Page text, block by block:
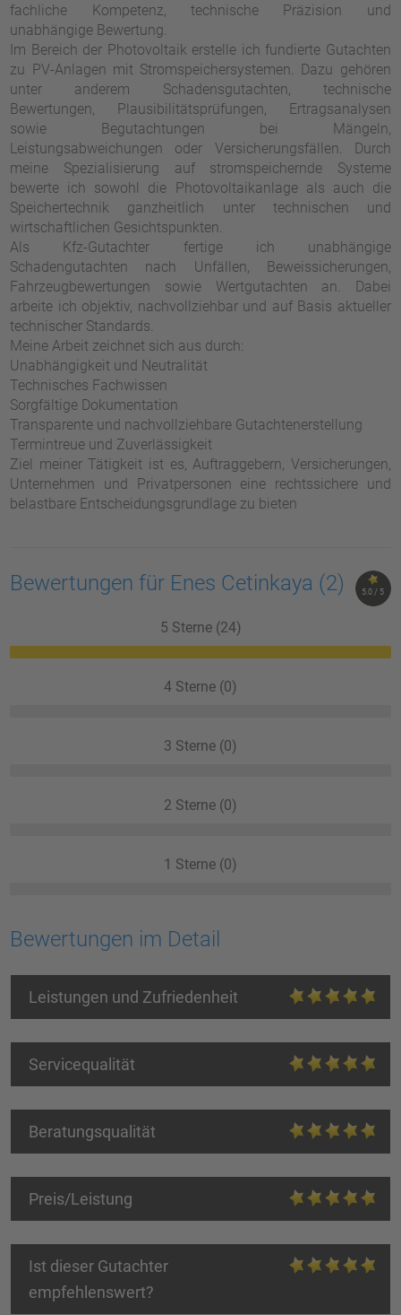
fachliche Kompetenz, technische Präzision und
unabhängige Bewertung.
Im Bereich der Photovoltaik erstelle ich fundierte Gutachten
zu PV-Anlagen mit Stromspeichersystemen. Dazu gehören
unter anderem Schadensgutachten, technische
Bewertungen, Plausibilitätsprüfungen, Ertragsanalysen
sowie Begutachtungen bei Mängeln,
Leistungsabweichungen oder Versicherungsfällen. Durch
meine Spezialisierung auf stromspeichernde Systeme
bewerte ich sowohl die Photovoltaikanlage als auch die
Speichertechnik ganzheitlich unter technischen und
wirtschaftlichen Gesichtspunkten.
Als Kfz-Gutachter fertige ich unabhängige
Schadengutachten nach Unfällen, Beweissicherungen,
Fahrzeugbewertungen sowie Wertgutachten an. Dabei
arbeite ich objektiv, nachvollziehbar und auf Basis aktueller
technischer Standards.
Meine Arbeit zeichnet sich aus durch:
Unabhängigkeit und Neutralität
Technisches Fachwissen
Sorgfältige Dokumentation
Transparente und nachvollziehbare Gutachtenerstellung
Termintreue und Zuverlässigkeit
Ziel meiner Tätigkeit ist es, Auftraggebern, Versicherungen,
Unternehmen und Privatpersonen eine rechtssichere und
belastbare Entscheidungsgrundlage zu bieten
5.0 / 5
Bewertungen für Enes Cetinkaya (2)
5 Sterne (24)
4 Sterne (0)
3 Sterne (0)
2 Sterne (0)
1 Sterne (0)
Bewertungen im Detail
Leistungen und Zufriedenheit
Servicequalität
Beratungsqualität
Preis/Leistung
Ist dieser Gutachter
empfehlenswert?